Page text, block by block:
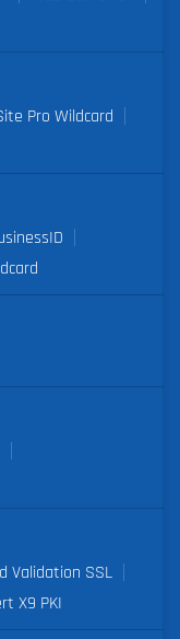
Pro Wildcard
Validation SSL
X9 PKI